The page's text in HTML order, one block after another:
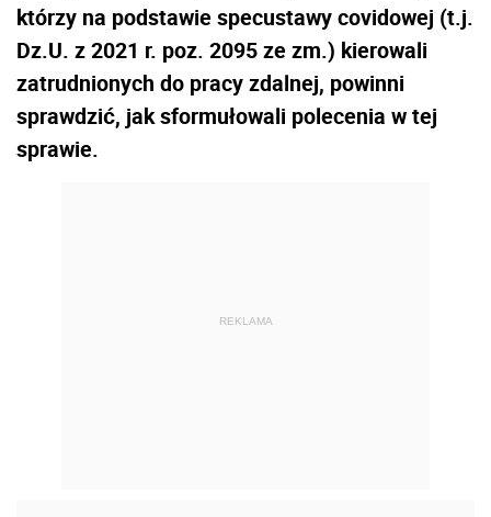
którzy na podstawie specustawy covidowej (t.j.
Dz.U. z 2021 r. poz. 2095 ze zm.) kierowali
zatrudnionych do pracy zdalnej, powinni
sprawdzić, jak sformułowali polecenia w tej
sprawie.
REKLAMA